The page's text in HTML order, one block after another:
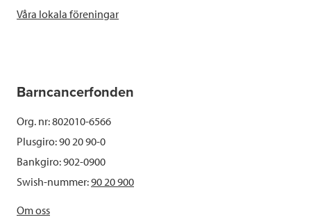
Våra lokala föreningar
Barncancerfonden
Org. nr: 802010-6566
Plusgiro: 90 20 90-0
Bankgiro: 902-0900
Swish-nummer:90 20 900
Om oss